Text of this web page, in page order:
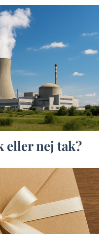
eller nej tak?